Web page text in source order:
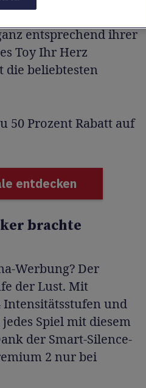
entsprechend ihrer
Toy Ihr Herz
die beliebtesten
50 Prozent Rabatt auf
entdecken
brachte
Werbung? Der
der Lust. Mit
Intensitätsstufen und
Spiel mit diesem
der Smart-Silence-
2 nur bei